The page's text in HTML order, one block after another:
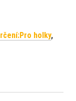
holky,